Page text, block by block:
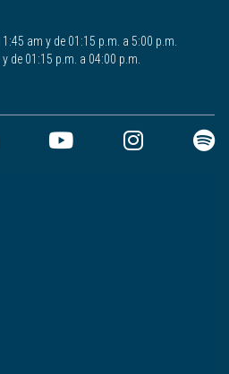
am y de 01:15 p.m. a 5:00 p.m.
de 01:15 p.m. a 04:00 p.m.